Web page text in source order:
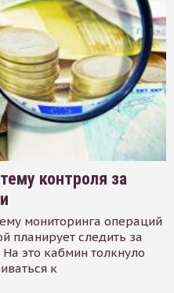
контроля за
мониторинга операций
планирует следить за
это кабмин толкнуло
к